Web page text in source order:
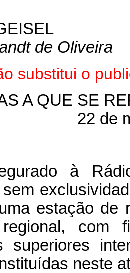
de Oliveira
substitui o
A QUE SE
22 de
à
estação de
com
superiores
neste